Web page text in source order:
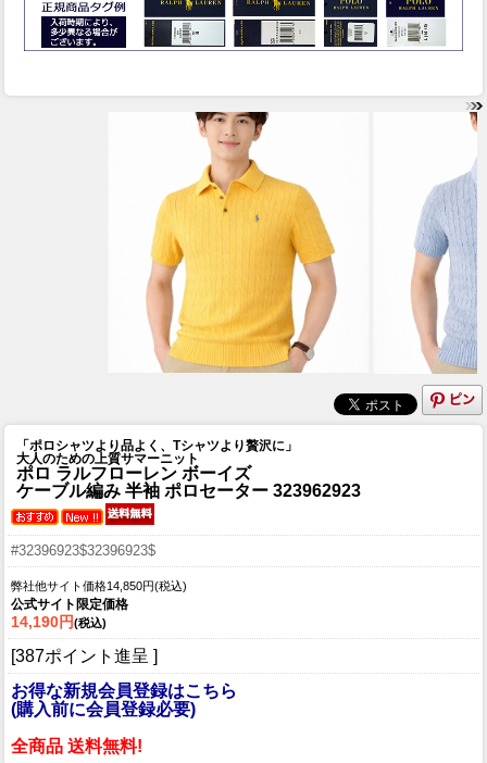
「ポロシャツより品よく、Tシャツより贅沢に」
大人のための上質サマーニット
ポロ ラルフローレン ボーイズ
ケーブル編み 半袖 ポロセーター 323962923
#32396923$32396923$
弊社他サイト価格14,850円(税込)
公式サイト限定価格
14,190円(税込)
[387ポイント進呈 ]
お得な新規会員登録はこちら
(購入前に会員登録必要)
全商品 送料無料!